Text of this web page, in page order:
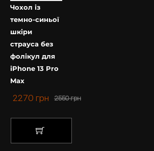
Чохол із
темно-синьої
шкіри
страуса без
фолікул для
iPhone 13 Pro
Max
2550грн
2270 грн